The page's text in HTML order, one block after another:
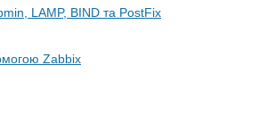
LAMP, BIND та PostFix
Zabbix